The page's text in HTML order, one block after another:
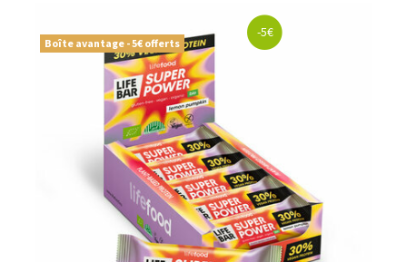
Boîte avantage - 5€ offerts
-5€